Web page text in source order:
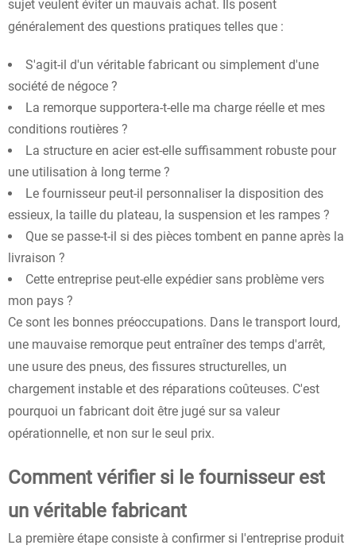
sujet veulent éviter un mauvais achat. Ils posent
généralement des questions pratiques telles que :
S'agit-il d'un véritable fabricant ou simplement d'une
société de négoce ?
La remorque supportera-t-elle ma charge réelle et mes
conditions routières ?
La structure en acier est-elle suffisamment robuste pour
une utilisation à long terme ?
Le fournisseur peut-il personnaliser la disposition des
essieux, la taille du plateau, la suspension et les rampes ?
Que se passe-t-il si des pièces tombent en panne après la
livraison ?
Cette entreprise peut-elle expédier sans problème vers
mon pays ?
Ce sont les bonnes préoccupations. Dans le transport lourd,
une mauvaise remorque peut entraîner des temps d'arrêt,
une usure des pneus, des fissures structurelles, un
chargement instable et des réparations coûteuses. C'est
pourquoi un fabricant doit être jugé sur sa valeur
opérationnelle, et non sur le seul prix.
Comment vérifier si le fournisseur est
un véritable fabricant
La première étape consiste à confirmer si l'entreprise produit